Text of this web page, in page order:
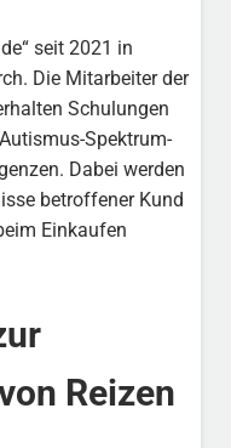
seit 2021 in
Die Mitarbeiter der
Schulungen
Spektrum-
Dabei werden
betroffener Kund
Einkaufen
Reizen